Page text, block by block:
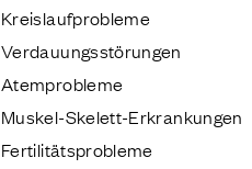
Kreislaufprobleme
Verdauungsstörungen
Atemprobleme
Muskel-Skelett-Erkrankungen
Fertilitätsprobleme